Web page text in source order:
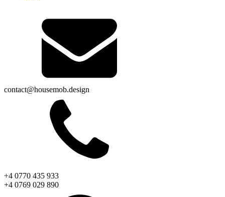
contact@housemob.design
+4 0770 435 933
+4 0769 029 890